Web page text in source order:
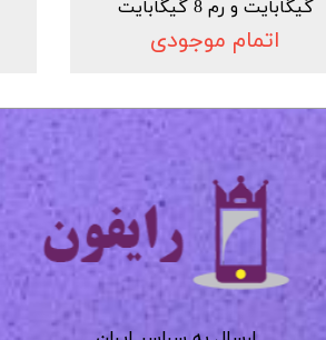
گیگابایت و رم 8 گیگابایت
اتمام موجودی